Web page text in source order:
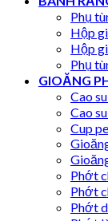
Phụ
Hộp
Hộp
Phụ
GIOĂNG
Cao
Cao
Cup
Phớt
Phớt
Phớt